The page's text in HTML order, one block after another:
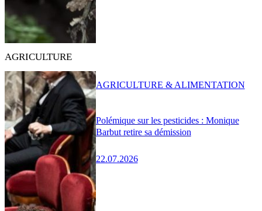
AGRICULTURE
Polémique sur les pesticides : Monique
Barbut retire sa démission
22.07.2026
AGRICULTURE & ALIMENTATION